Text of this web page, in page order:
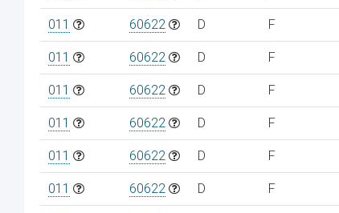
011 60622 D F
011 60622 D F
011 60622 D F
011 60622 D F
011 60622 D F
011 60622 D F